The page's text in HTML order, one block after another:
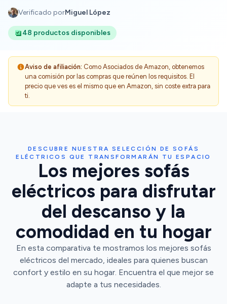
Verificado porMiguel López
48 productos disponibles
Aviso de afiliación: Como Asociados de Amazon, obtenemos
una comisión por las compras que reúnen los requisitos. El
precio que ves es el mismo que en Amazon, sin coste extra para
ti.
DESCUBRE NUESTRA SELECCIÓN DE SOFÁS
ELÉCTRICOS QUE TRANSFORMARÁN TU ESPACIO
Los mejores sofás
eléctricos para disfrutar
del descanso y la
comodidad en tu hogar
En esta comparativa te mostramos los mejores sofás
eléctricos del mercado, ideales para quienes buscan
confort y estilo en su hogar. Encuentra el que mejor se
adapte a tus necesidades.